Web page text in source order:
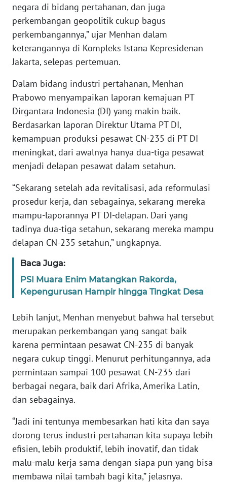
negara di bidang pertahanan, dan juga
perkembangan geopolitik cukup bagus
perkembangannya,” ujar Menhan dalam
keterangannya di Kompleks Istana Kepresidenan
Jakarta, selepas pertemuan.
Dalam bidang industri pertahanan, Menhan
Prabowo menyampaikan laporan kemajuan PT
Dirgantara Indonesia (DI) yang makin baik.
Berdasarkan laporan Direktur Utama PT DI,
kemampuan produksi pesawat CN-235 di PT DI
meningkat, dari awalnya hanya dua-tiga pesawat
menjadi delapan pesawat dalam setahun.
“Sekarang setelah ada revitalisasi, ada reformulasi
prosedur kerja, dan sebagainya, sekarang mereka
mampu-laporannya PT DI-delapan. Dari yang
tadinya dua-tiga setahun, sekarang mereka mampu
delapan CN-235 setahun,” ungkapnya.
Baca Juga:
PSI Muara Enim Matangkan Rakorda,
Kepengurusan Hampir hingga Tingkat Desa
Lebih lanjut, Menhan menyebut bahwa hal tersebut
merupakan perkembangan yang sangat baik
karena permintaan pesawat CN-235 di banyak
negara cukup tinggi. Menurut perhitungannya, ada
permintaan sampai 100 pesawat CN-235 dari
berbagai negara, baik dari Afrika, Amerika Latin,
dan sebagainya.
“Jadi ini tentunya membesarkan hati kita dan saya
dorong terus industri pertahanan kita supaya lebih
efisien, lebih produktif, lebih inovatif, dan tidak
malu-malu kerja sama dengan siapa pun yang bisa
membawa nilai tambah bagi kita,” jelasnya.
REDAKSI
KARIR
DISCLAIMER
Wahana
News
Regional
WN
SUMUT
JAKARTA
WN
JABAR
WN
BANTEN
WN
NTT
KEPRI
WN
PAPUA
WN
BARAT
WN
RIAU